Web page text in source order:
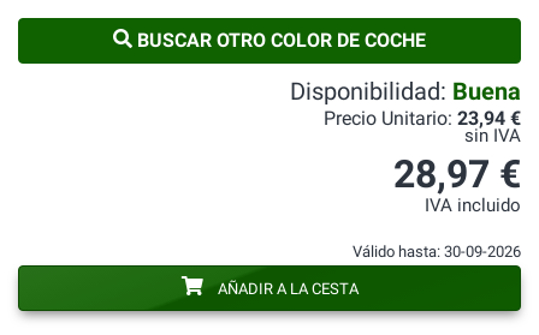
BUSCAR OTRO COLOR DE COCHE
Disponibilidad: Buena
Precio Unitario: 23,94 €
sin IVA
28,97 €
IVA incluido
Válido hasta: 30-09-2026
AÑADIR A LA CESTA